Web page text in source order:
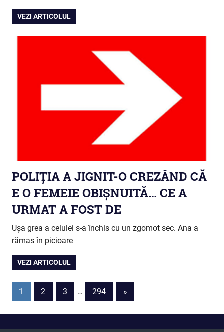
VEZI ARTICOLUL
POLIȚIA A JIGNIT-O CREZÂND CĂ
E O FEMEIE OBIȘNUITĂ… CE A
URMAT A FOST DE
Ușa grea a celulei s-a închis cu un zgomot sec. Ana a
rămas în picioare
VEZI ARTICOLUL
Paginație
articole
1 2 3 … 294
Next
Posts
»